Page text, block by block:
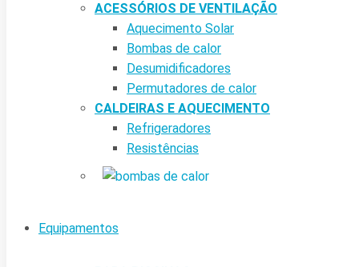
ACESSÓRIOS DE VENTILAÇÃO
Aquecimento Solar
Bombas de calor
Desumidificadores
Permutadores de calor
CALDEIRAS E AQUECIMENTO
Refrigeradores
Resistências
Equipamentos